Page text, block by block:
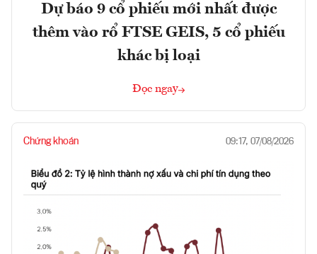
Dự báo 9 cổ phiếu mới nhất được
thêm vào rổ FTSE GEIS, 5 cổ phiếu
khác bị loại
Đọc ngay
Chứng khoán 09:17, 07/08/2026